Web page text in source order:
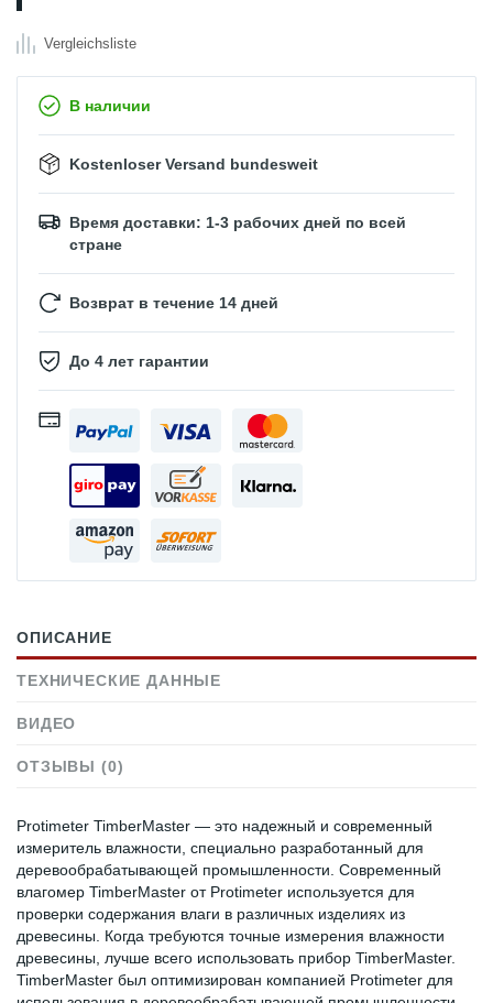
Vergleichsliste
В наличии
Kostenloser Versand bundesweit
Время доставки: 1-3 рабочих дней по всей
стране
Возврат в течение 14 дней
До 4 лет гарантии
ОПИСАНИЕ
ТЕХНИЧЕСКИЕ ДАННЫЕ
ВИДЕО
ОТЗЫВЫ (0)
Protimeter TimberMaster — это надежный и современный
измеритель влажности, специально разработанный для
деревообрабатывающей промышленности. Современный
влагомер TimberMaster от Protimeter используется для
проверки содержания влаги в различных изделиях из
древесины. Когда требуются точные измерения влажности
древесины, лучше всего использовать прибор TimberMaster.
TimberMaster был оптимизирован компанией Protimeter для